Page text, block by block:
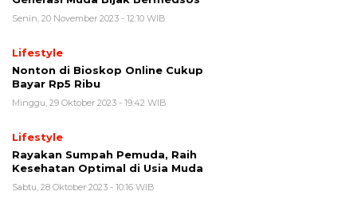
Senin, 20 November 2023 - 12:10 WIB
Lifestyle
Nonton di Bioskop Online Cukup
Bayar Rp5 Ribu
Minggu, 29 Oktober 2023 - 19:42 WIB
Lifestyle
Rayakan Sumpah Pemuda, Raih
Kesehatan Optimal di Usia Muda
Sabtu, 28 Oktober 2023 - 10:16 WIB